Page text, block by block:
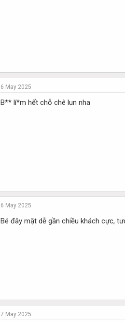
6 May 2025
B** lí*m hết chỗ chê lun nha
6 May 2025
Bé đây mặt dễ gần chiều khách cực,
7 May 2025